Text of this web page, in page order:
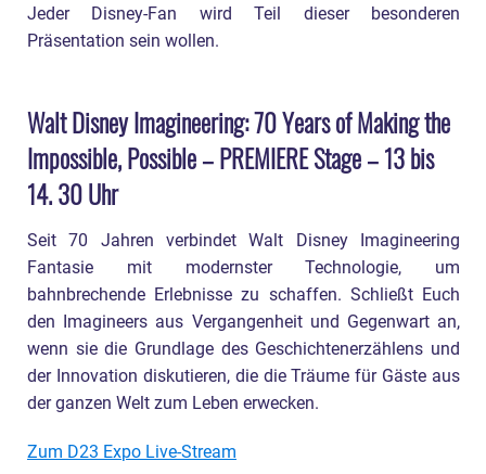
Jeder Disney-Fan wird Teil dieser besonderen
Präsentation sein wollen.
Walt Disney Imagineering: 70 Years of Making the
Impossible, Possible – PREMIERE Stage – 13 bis
14. 30 Uhr
Seit 70 Jahren verbindet Walt Disney Imagineering
Fantasie mit modernster Technologie, um
bahnbrechende Erlebnisse zu schaffen. Schließt Euch
den Imagineers aus Vergangenheit und Gegenwart an,
wenn sie die Grundlage des Geschichtenerzählens und
der Innovation diskutieren, die die Träume für Gäste aus
der ganzen Welt zum Leben erwecken.
Zum D23 Expo Live-Stream